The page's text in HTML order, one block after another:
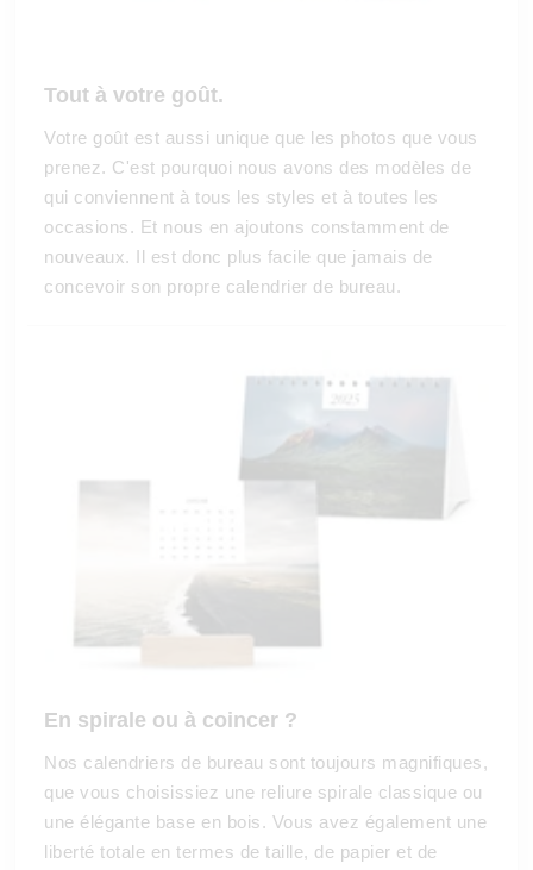
Tout à votre goût.
Votre goût est aussi unique que les photos que vous
prenez. C'est pourquoi nous avons des modèles de
qui conviennent à tous les styles et à toutes les
occasions. Et nous en ajoutons constamment de
nouveaux. Il est donc plus facile que jamais de
concevoir son propre calendrier de bureau.
En spirale ou à coincer ?
Nos calendriers de bureau sont toujours magnifiques,
que vous choisissiez une reliure spirale classique ou
une élégante base en bois. Vous avez également une
liberté totale en termes de taille, de papier et de